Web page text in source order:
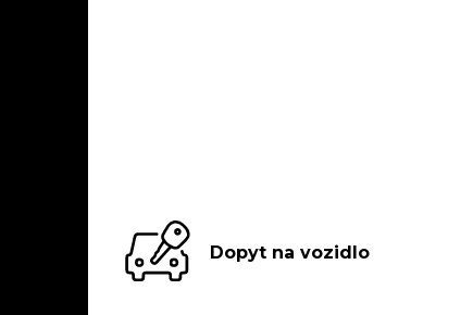
Dopyt na vozidlo